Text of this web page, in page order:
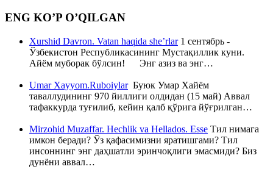
ENG KO’P O’QILGAN
Xurshid Davron. Vatan haqida she’rlar1 сентябрь -
Ўзбекистон Республикасининг Мустақиллик куни.
Айём муборак бўлсин! Энг азиз ва энг…
Umar Xayyom.RuboiylarБуюк Умар Хайём
таваллудининг 970 йиллиги олдидан (15 май) Аввал
тафаккурда туғилиб, кейин қалб қўрига йўғрилган…
Mirzohid Muzaffar. Hechlik va Hellados. Esse Тил нимага
имкон беради? Ўз қафасимизни яратишгами? Тил
инсоннинг энг даҳшатли эринчоқлиги эмасмиди? Биз
дунёни аввал…